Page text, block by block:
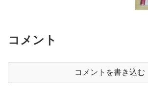
コメント
コメントを書き込む